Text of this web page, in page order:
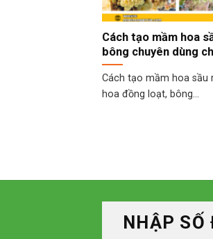
Cách tạo mầm hoa
bông chuyên dùng
Cách tạo mầm hoa sầu
hoa đồng loạt, bông...
NHẬP SỐ